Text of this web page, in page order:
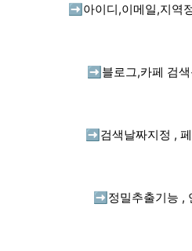
➡️ 아이디,이메일,지역
➡️ 블로그,카페 검
➡️ 검색날짜지정 ,
➡️ 정밀추출기능 ,